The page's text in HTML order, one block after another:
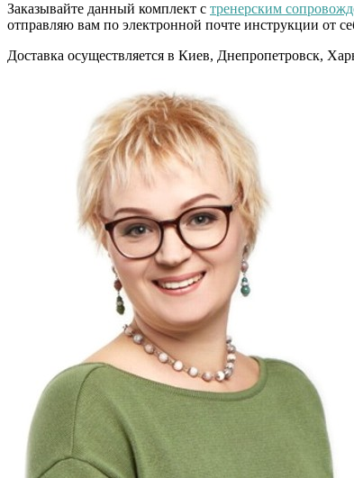
Заказывайте данный комплект с тренерским
отправляю вам по электронной почте инструкции от
Доставка осуществляется в Киев, Днепропетровск,